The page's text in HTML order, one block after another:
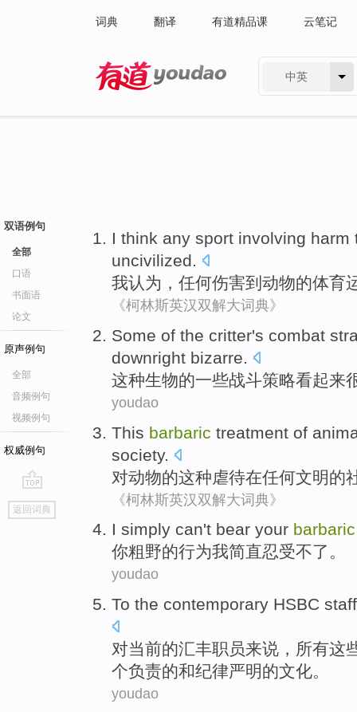
词典 翻译 有道精品课 云笔记
中英
双语例句
全部
口语
书面语
论文
原声例句
全部
音频例句
视频例句
权威例句
go
top
返回词典
I think any sport involving harm
uncivilized.
我认为 ， 任何伤害到 动物的体育
《柯林斯英汉双解大词典》
Some of the critter's combat
downright bizarre.
这种生物的一些战斗策略看起来
youdao
This barbaric treatment of
society.
对动物的这种虐待在任何文明的
《柯林斯英汉双解大词典》
I simply can't bear your barbaric
你粗野的行为我简直忍受不了 。
youdao
To the contemporary HSBC
对当前的汇丰职员来说， 所有这
个负责的和纪律严明的文化。
youdao